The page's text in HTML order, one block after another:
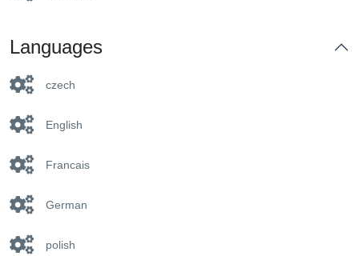
Languages
czech
English
Francais
German
polish